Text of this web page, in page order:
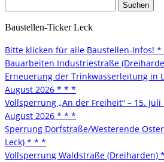
Baustellen-Ticker Leck
Bitte klicken für alle Baustellen-Infos!
Bauarbeiten Industriestraße
Erneuerung der Trinkwasserleitung in
August 2026 * * *
Vollsperrung „An der Freiheit“ – 15.
August 2026 * * *
Sperrung Dorfstraße/Westerende
Leck) * * *
Vollsperrung Waldstraße (Dreiharden)